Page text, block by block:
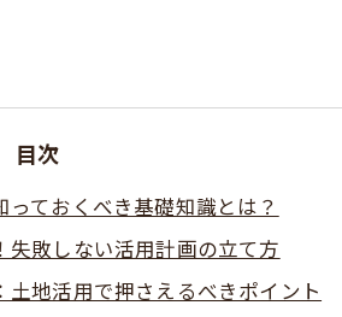
目次
ておくべき基礎知識とは？
敗しない活用計画の立て方
地活用で押さえるべきポイント